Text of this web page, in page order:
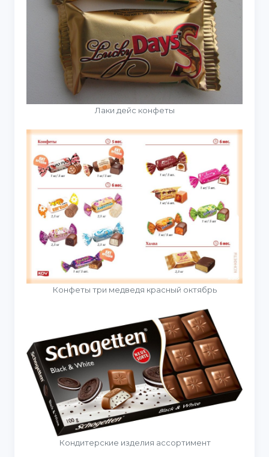
Лаки дейс конфеты
Конфеты три медведя красный октябрь
Кондитерские изделия ассортимент